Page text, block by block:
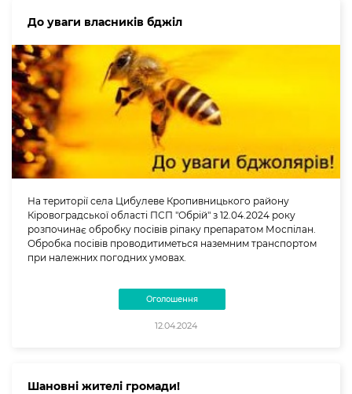
До уваги власників бджіл
На території села Цибулеве Кропивницького району
Кіровоградської області ПСП "Обрій" з 12.04.2024 року
розпочинає обробку посівів ріпаку препаратом Моспілан.
Обробка посівів проводитиметься наземним транспортом
при належних погодних умовах.
Оголошення
12.04.2024
Шановні жителі громади!